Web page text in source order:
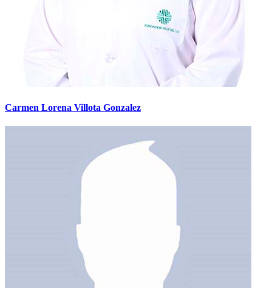
Carmen Lorena Villota Gonzalez